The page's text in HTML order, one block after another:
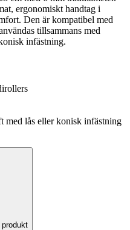
ergonomiskt handtag i
Den är kompatibel med
tillsammans med
infästning.
med lås eller konisk infästning
produkt